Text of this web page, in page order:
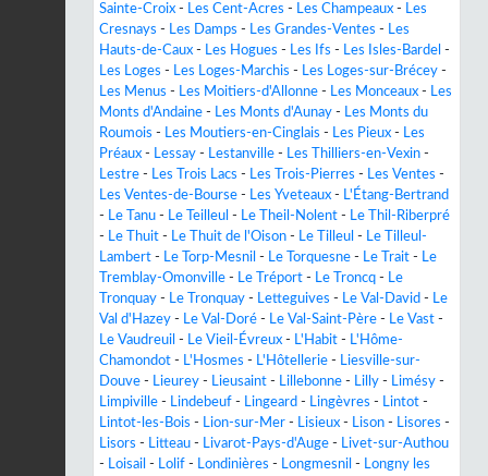
Sainte-Croix - Les Cent-Acres - Les Champeaux - Les
Cresnays - Les Damps - Les Grandes-Ventes - Les
Hauts-de-Caux - Les Hogues - Les Ifs - Les Isles-Bardel -
Les Loges - Les Loges-Marchis - Les Loges-sur-Brécey -
Les Menus - Les Moitiers-d'Allonne - Les Monceaux - Les
Monts d'Andaine - Les Monts d'Aunay - Les Monts du
Roumois - Les Moutiers-en-Cinglais - Les Pieux - Les
Préaux - Lessay - Lestanville - Les Thilliers-en-Vexin -
Lestre - Les Trois Lacs - Les Trois-Pierres - Les Ventes -
Les Ventes-de-Bourse - Les Yveteaux - L'Étang-Bertrand
- Le Tanu - Le Teilleul - Le Theil-Nolent - Le Thil-Riberpré
- Le Thuit - Le Thuit de l'Oison - Le Tilleul - Le Tilleul-
Lambert - Le Torp-Mesnil - Le Torquesne - Le Trait - Le
Tremblay-Omonville - Le Tréport - Le Troncq - Le
Tronquay - Le Tronquay - Letteguives - Le Val-David - Le
Val d'Hazey - Le Val-Doré - Le Val-Saint-Père - Le Vast -
Le Vaudreuil - Le Vieil-Évreux - L'Habit - L'Hôme-
Chamondot - L'Hosmes - L'Hôtellerie - Liesville-sur-
Douve - Lieurey - Lieusaint - Lillebonne - Lilly - Limésy -
Limpiville - Lindebeuf - Lingeard - Lingèvres - Lintot -
Lintot-les-Bois - Lion-sur-Mer - Lisieux - Lison - Lisores -
Lisors - Litteau - Livarot-Pays-d'Auge - Livet-sur-Authou
- Loisail - Lolif - Londinières - Longmesnil - Longny les